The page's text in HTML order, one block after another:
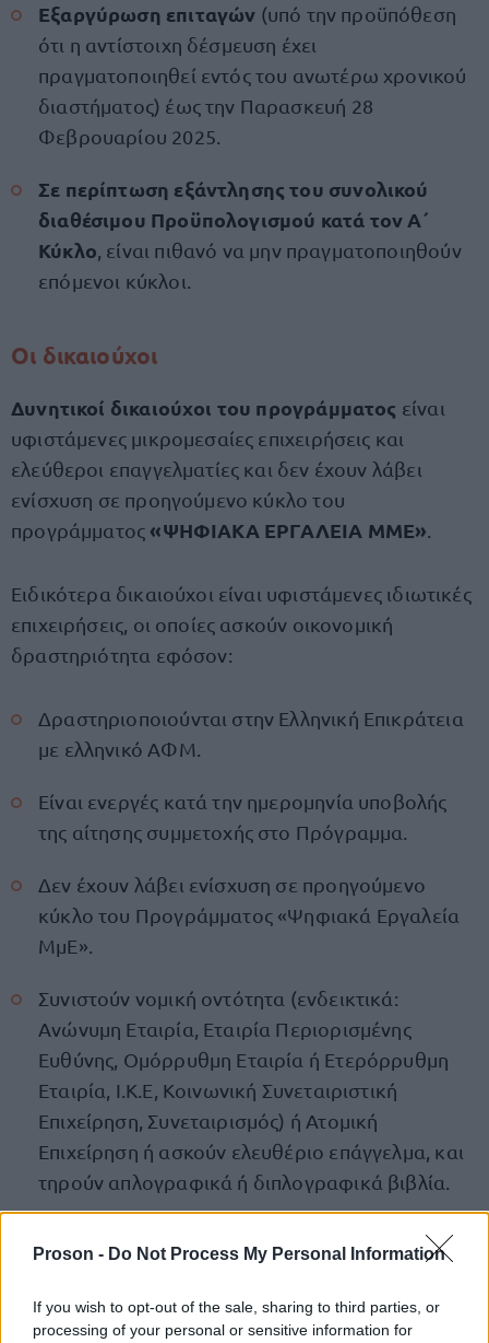
Proson - Do Not Process My Personal Information
If you wish to opt-out of the sale, sharing to third parties, or
processing of your personal or sensitive information for
Εξαργύρωση επιταγών (υπό την προϋπόθεση
ότι η αντίστοιχη δέσμευση έχει
πραγματοποιηθεί εντός του ανωτέρω χρονικού
διαστήματος) έως την Παρασκευή 28
Φεβρουαρίου 2025.
Σε περίπτωση εξάντλησης του συνολικού
διαθέσιμου Προϋπολογισμού κατά τον Α΄
Κύκλο , είναι πιθανό να μην πραγματοποιηθούν
επόμενοι κύκλοι.
Οι δικαιούχοι
Δυνητικοί δικαιούχοι του προγράμματος είναι
υφιστάμενες μικρομεσαίες επιχειρήσεις και
ελεύθεροι επαγγελματίες και δεν έχουν λάβει
ενίσχυση σε προηγούμενο κύκλο του
προγράμματος«ΨΗΦΙΑΚΑ ΕΡΓΑΛΕΙΑ ΜΜΕ»
Ειδικότερα δικαιούχοι είναι υφιστάμενες ιδιωτικές
επιχειρήσεις, οι οποίες ασκούν οικονομική
δραστηριότητα εφόσον:
Δραστηριοποιούνται στην Ελληνική Επικράτεια
με ελληνικό ΑΦΜ.
Είναι ενεργές κατά την ημερομηνία υποβολής
της αίτησης συμμετοχής στο Πρόγραμμα.
Δεν έχουν λάβει ενίσχυση σε προηγούμενο
κύκλο του Προγράμματος «Ψηφιακά Εργαλεία
ΜμΕ».
Συνιστούν νομική οντότητα (ενδεικτικά:
Ανώνυμη Εταιρία, Εταιρία Περιορισμένης
Ευθύνης, Ομόρρυθμη Εταιρία ή Ετερόρρυθμη
Εταιρία, Ι.Κ.Ε, Κοινωνική Συνεταιριστική
Επιχείρηση, Συνεταιρισμός) ή Ατομική
Επιχείρηση ή ασκούν ελευθέριο επάγγελμα, και
τηρούν απλογραφικά ή διπλογραφικά βιβλία.
Οιδικαιούχοιχωρίζονται σετέσσερες διακριτές
Συγκεκριμένα: